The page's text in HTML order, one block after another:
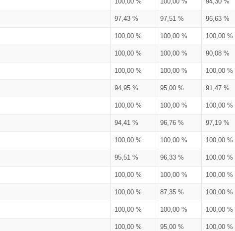
97,43 % 97,51 % 96,63 %
100,00 % 100,00 % 100,00 %
100,00 % 100,00 % 90,08 %
100,00 % 100,00 % 100,00 %
94,95 % 95,00 % 91,47 %
100,00 % 100,00 % 100,00 %
94,41 % 96,76 % 97,19 %
100,00 % 100,00 % 100,00 %
95,51 % 96,33 % 100,00 %
100,00 % 100,00 % 100,00 %
100,00 % 87,35 % 100,00 %
100,00 % 100,00 % 100,00 %
100,00 % 95,00 % 100,00 %